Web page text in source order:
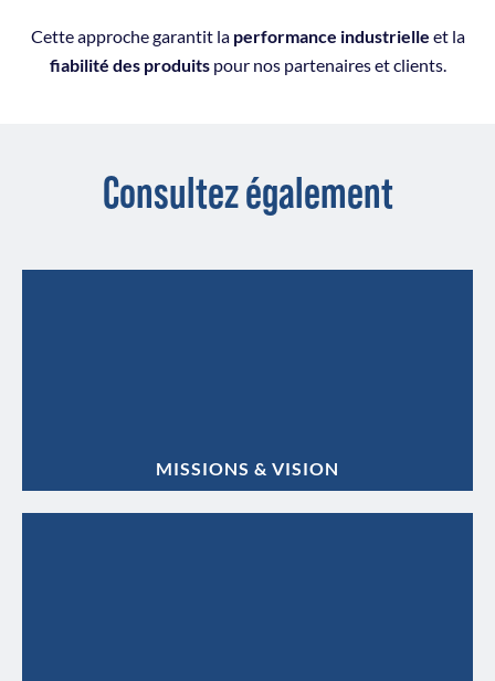
Cette approche garantit la performance industrielle et la
fiabilité des produitspour nos partenaires et clients.
Consultez également
MISSIONS & VISION